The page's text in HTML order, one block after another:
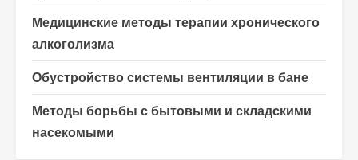
Медицинские методы терапии хронического
алкоголизма
Обустройство системы вентиляции в бане
Методы борьбы с бытовыми и складскими
насекомыми